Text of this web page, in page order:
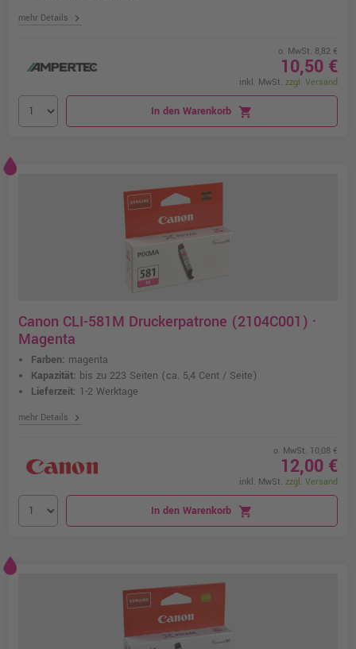
mehr Details chevron_right
o. MwSt. 8,82 €
10,50 €
inkl. MwSt. zzgl. Versand
In den Warenkorb shopping_cart
Canon CLI-581M Druckerpatrone (2104C001) ·
Magenta
Farben: magenta
Kapazität: bis zu 223 Seiten (ca. 5,4 Cent / Seite)
Lieferzeit: 1-2 Werktage
mehr Details chevron_right
o. MwSt. 10,08 €
12,00 €
inkl. MwSt. zzgl. Versand
In den Warenkorb shopping_cart